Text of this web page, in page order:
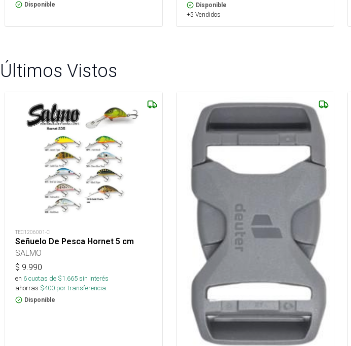
Disponible Disponible
+5 Vendidos
Últimos Vistos
TEC1206001-C
Señuelo De Pesca Hornet 5 cm
SALMO
$ 9.990
en 6cuotas de $1.665sin interés
ahorras $400 por transferencia.
Disponible